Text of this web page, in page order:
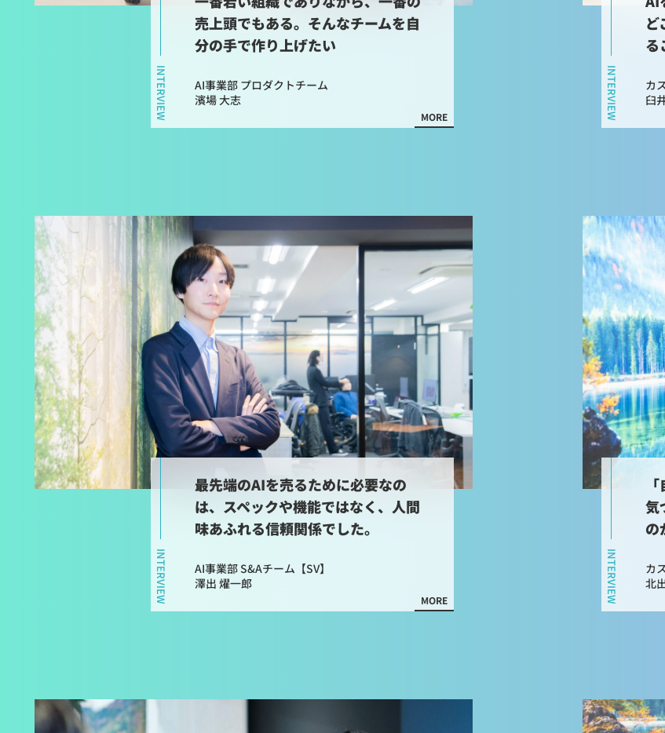
売上頭でもある。そんなチームを自
分の手で作り上げたい
AI事業部 プロダクトチーム
濱場 大志
MORE
INTERVIEW
ど
る
カ
臼
INTERVIEW
最先端のAIを売るために必要なの
は、スペックや機能ではなく、人間
味あふれる信頼関係でした。
AI事業部 S&Aチーム【SV】
澤出 燿一郎
MORE
INTERVIEW
気
の
カ
北
INTERVIEW